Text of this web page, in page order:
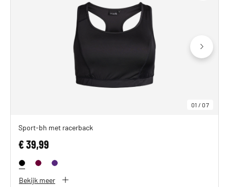
01 /07
Sport-bh met racerback
€ 39,99
Bekijk meer